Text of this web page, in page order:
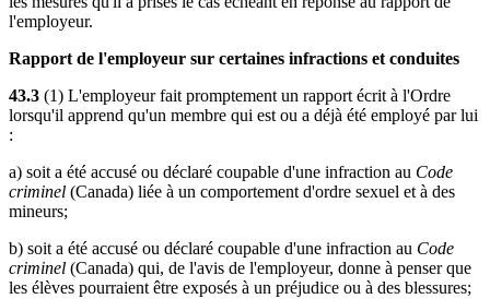
l'employeur.
Rapport de l'employeur sur certaines infractions et conduites
43.3 (1) L'employeur fait promptement un rapport écrit à l'Ordre
lorsqu'il apprend qu'un membre qui est ou a déjà été employé par lui
:
a) soit a été accusé ou déclaré coupable d'une infraction au Code
criminel (Canada) liée à un comportement d'ordre sexuel et à des
mineurs;
b) soit a été accusé ou déclaré coupable d'une infraction au Code
criminel (Canada) qui, de l'avis de l'employeur, donne à penser que
les élèves pourraient être exposés à un préjudice ou à des blessures;